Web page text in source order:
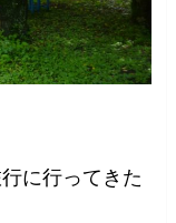
に行ってきた